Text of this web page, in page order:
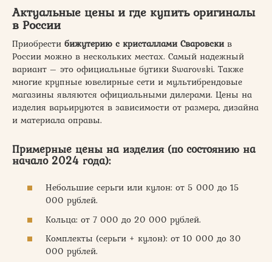
Актуальные цены и где купить оригиналы
в России
Приобрести бижутерию с кристаллами Сваровскив
России можно в нескольких местах. Самый надежный
вариант – это официальные бутики Swarovski. Также
многие крупные ювелирные сети и мультибрендовые
магазины являются официальными дилерами. Цены на
изделия варьируются в зависимости от размера, дизайна
и материала оправы.
Примерные цены на изделия (по состоянию на
начало 2024 года):
Небольшие серьги или кулон: от 5 000 до 15
000 рублей.
Кольца: от 7 000 до 20 000 рублей.
Комплекты (серьги + кулон): от 10 000 до 30
000 рублей.